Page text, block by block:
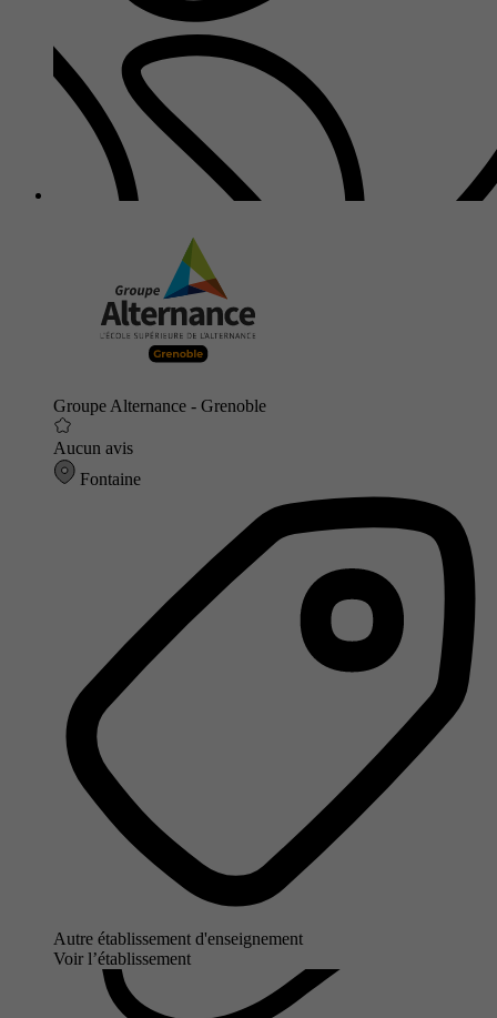
Groupe Alternance - Grenoble
Aucun avis
Fontaine
Autre établissement d'enseignement
Voir l’établissement